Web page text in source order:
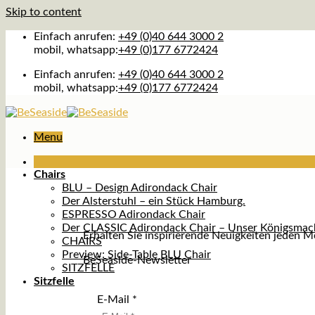
Skip to content
Einfach anrufen: +49 (0)40 644 3000 2
mobil, whatsapp:+49 (0)177 6772424
Einfach anrufen: +49 (0)40 644 3000 2
mobil, whatsapp:+49 (0)177 6772424
Menu
Erhalten Sie inspirierende Neuigkeiten jeden
BeSeaside-Newsletter
E-Mail *
Chairs
BLU – Design Adirondack Chair
Der Alsterstuhl – ein Stück Hamburg.
ESPRESSO Adirondack Chair
Der CLASSIC Adirondack Chair – Unser
CHAIRS
Preview: Side-Table BLU Chair
SITZFELLE
Sitzfelle